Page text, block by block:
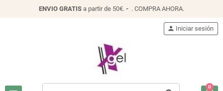
ENVIO GRATIS a partir de 50€. - . COMPRA AHORA.
person Iniciar sesión
0